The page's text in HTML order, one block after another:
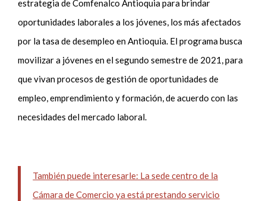
estrategia de Comfenalco Antioquia para brindar
oportunidades laborales a los jóvenes, los más afectados
por la tasa de desempleo en Antioquia. El programa busca
movilizar a jóvenes en el segundo semestre de 2021, para
que vivan procesos de gestión de oportunidades de
empleo, emprendimiento y formación, de acuerdo con las
necesidades del mercado laboral.
También puede interesarle: La sede centro de la
Cámara de Comercio ya está prestando servicio